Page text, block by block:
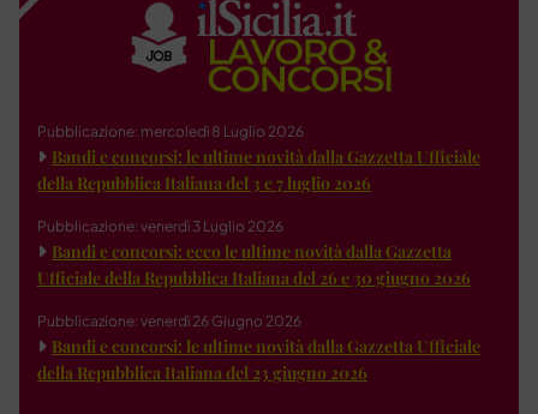
Pubblicazione: mercoledì 8 Luglio 2026
Bandi e concorsi: le ultime novità dalla Gazzetta Ufficiale
della Repubblica Italiana del 3 e 7 luglio 2026
Pubblicazione: venerdì 3 Luglio 2026
Bandi e concorsi: ecco le ultime novità dalla Gazzetta
Ufficiale della Repubblica Italiana del 26 e 30 giugno 2026
Pubblicazione: venerdì 26 Giugno 2026
Bandi e concorsi: le ultime novità dalla Gazzetta Ufficiale
della Repubblica Italiana del 23 giugno 2026